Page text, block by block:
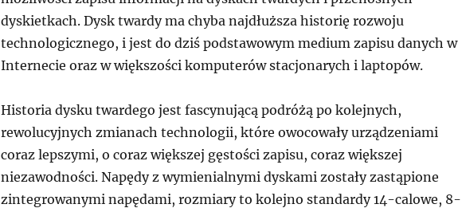
dyskietkach. Dysk twardy ma chyba najdłuższa historię rozwoju
technologicznego, i jest do dziś podstawowym medium zapisu danych w
Internecie oraz w większości komputerów stacjonarych i laptopów.
Historia dysku twardego jest fascynującą podróżą po kolejnych,
rewolucyjnych zmianach technologii, które owocowały urządzeniami
coraz lepszymi, o coraz większej gęstości zapisu, coraz większej
niezawodności. Napędy z wymienialnymi dyskami zostały zastąpione
zintegrowanymi napędami, rozmiary to kolejno standardy 14-calowe, 8-